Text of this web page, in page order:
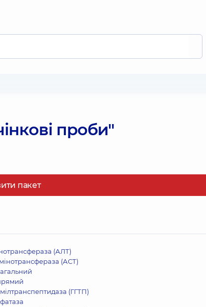
проби"
пакет
(АЛТ)
(АСТ)
(ГГТП)